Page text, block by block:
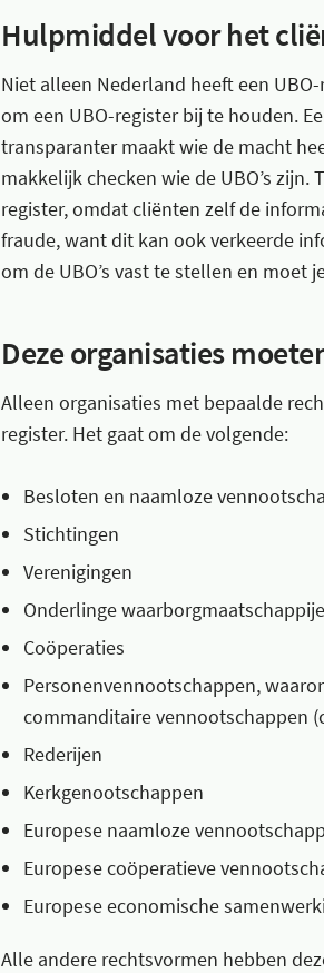
Hulpmiddel voor het
Niet alleen Nederland heeft een
om een UBO-register bij te houden.
transparanter maakt wie de macht
makkelijk checken wie de UBO’s
register, omdat cliënten zelf de
fraude, want dit kan ook verkeerde
om de UBO’s vast te stellen en moet
Deze organisaties
Alleen organisaties met bepaalde
register. Het gaat om de volgende:
Besloten en naamloze
Stichtingen
Verenigingen
Onderlinge
Coöperaties
Personenvennootschappen,
commanditaire vennootschappen
Rederijen
Kerkgenootschappen
Europese naamloze
Europese coöperatieve
Europese economische
Alle andere rechtsvormen hebben